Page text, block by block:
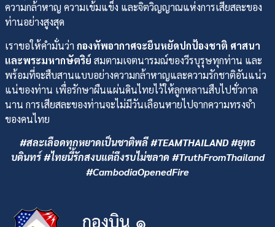
ความกล้าหาญ ความเข้มแข็ง และจิตวิญญาณแห่งการเสียสละของ
ท่านอย่างสูงสุด
เราขอให้คำมั่นว่า กองทัพอากาศจะยืนหยัดปกป้องชาติ ศาสนา
และพระมหากษัตริย์ สมตามเจตนารมณ์ของวีรบุรุษทุกท่าน และ
พร้อมที่จะสืบสานแบบอย่างความกล้าหาญและความรักชาติอันแน่ว
แน่ของท่าน เพื่อรักษาผืนแผ่นดินไทยไว้ให้ลูกหลานสืบไปชั่วกาล
นาน การเสียสละของท่านจะไม่มีวันเลือนหายไปจากความทรงจำ
ของคนไทย
#สละเลือดทุกหยาดเป็นชาติพลี #TEAMTHAILAND #ยุทธ
บดินทร์ #ไทยนี้รักสงบแต่ถึงรบไม่ขลาด #TruthFromThailand
#CambodiaOpenedFire